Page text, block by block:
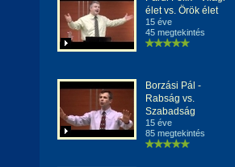
élet vs. Örök élet
15 éve
45 megtekintés
Borzási Pál -
Rabság vs.
Szabadság
15 éve
85 megtekintés